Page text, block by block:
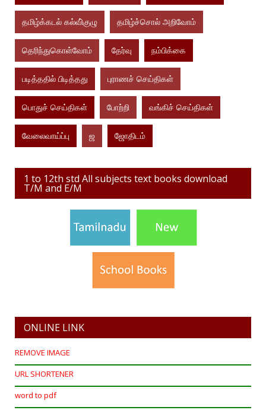
தமிழ்க்கடல் கல்வி்குழு தமிழ்ச்சொல் அறிவோம்
தெரிந்துகொள்வோம் தேர்வு நம்பிக்கை
படித்ததில் பிடித்தது புராணச் செய்திகள்
பொதுச் செய்திகள் போற்றி வங்கிச் செய்திகள்
வேலைவாய்ப்பு ஜ ஜோதிடம்
1 to 12th std All subjects text books download
T/M and E/M
ONLINE LINK
REMOVE IMAGE
URL SHORTENER
word to pdf